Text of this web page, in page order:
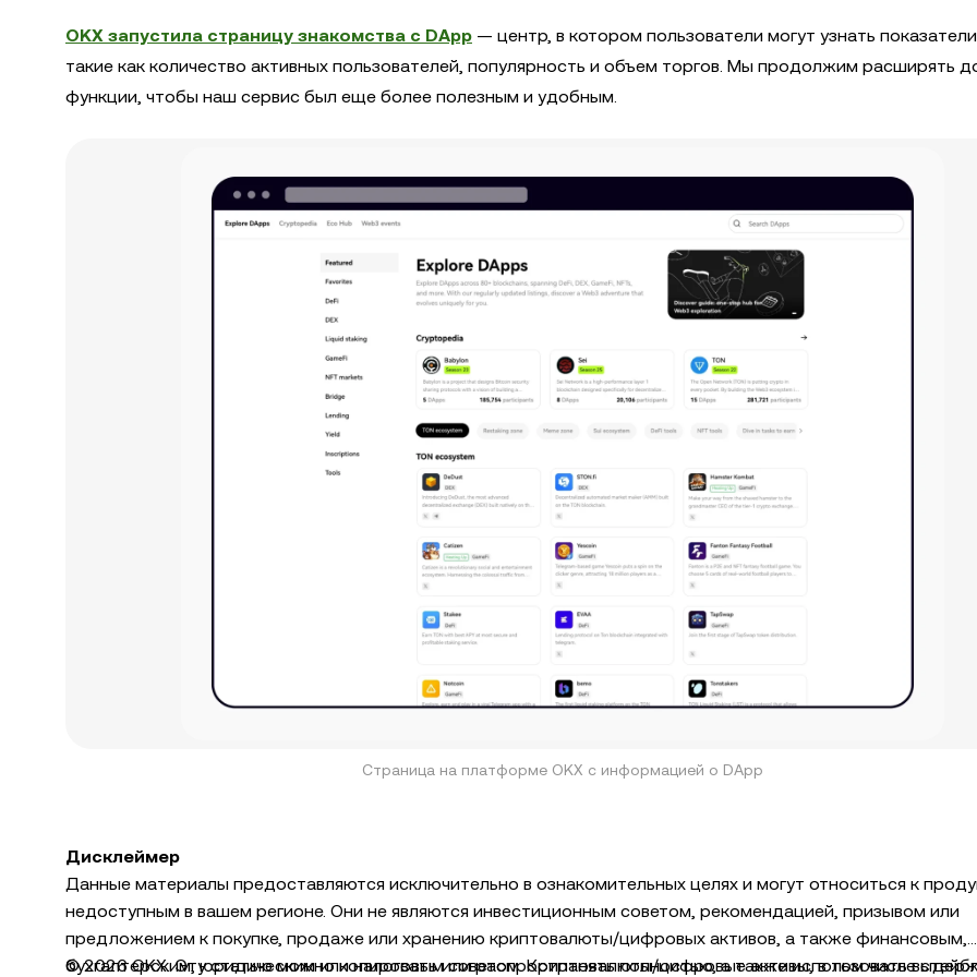
OKX запустила страницу знакомства с DApp — центр, в котором пользователи могут узнать
такие как количество активных пользователей, популярность и объем торгов. Мы продолжим расширять
функции, чтобы наш сервис был еще более полезным и удобным.
Страница на платформе OKX с информацией о DApp
Дисклеймер
Данные материалы предоставляются исключительно в ознакомительных целях и могут относиться к
недоступным в вашем регионе. Они не являются инвестиционным советом, рекомендацией, призывом или
предложением к покупке, продаже или хранению криптовалюты/цифровых активов, а также финансовым,
бухгалтерским, юридическим или налоговым советом. Криптовалюты/цифровые активы, в том числе
© 2026 OKX. Эту статью можно копировать или распространять полностью, а также использовать